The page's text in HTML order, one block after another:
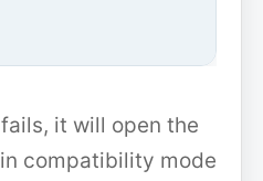
it will open the
compatibility mode